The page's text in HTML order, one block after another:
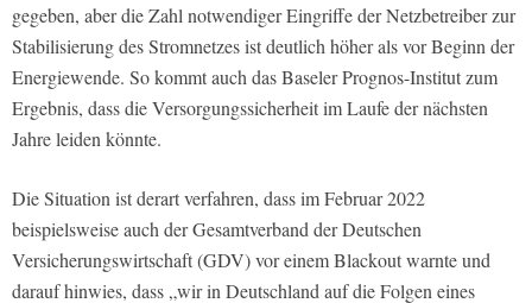
gegeben, aber die Zahl notwendiger Eingriffe der Netzbetreiber zur
Stabilisierung des Stromnetzes ist deutlich höher als vor Beginn der
Energiewende. So kommt auch das Baseler Prognos-Institut zum
Ergebnis, dass die Versorgungssicherheit im Laufe der nächsten
Jahre leiden könnte.
Die Situation ist derart verfahren, dass im Februar 2022
beispielsweise auch der Gesamtverband der Deutschen
Versicherungswirtschaft (GDV) vor einem Blackout warnte und
darauf hinwies, dass „wir in Deutschland auf die Folgen eines